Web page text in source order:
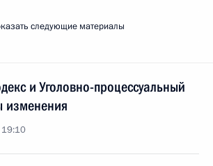
следующие материалы
и Уголовно-процессуальный
изменения
19:10